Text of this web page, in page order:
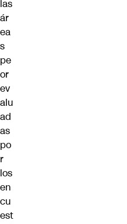
las
ár
ea
s
pe
or
ev
alu
ad
as
po
r
los
en
cu
est